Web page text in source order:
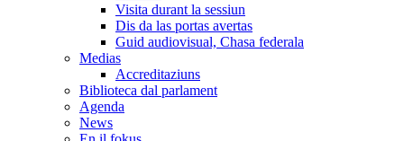
Visita durant la sessiun
Dis da las portas avertas
Guid audiovisual, Chasa federala
Medias
Accreditaziuns
Biblioteca dal parlament
Agenda
News